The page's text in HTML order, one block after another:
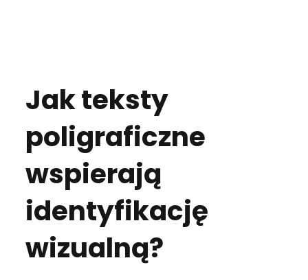
Jak teksty
poligraficzne
wspierają
identyfikację
wizualną?